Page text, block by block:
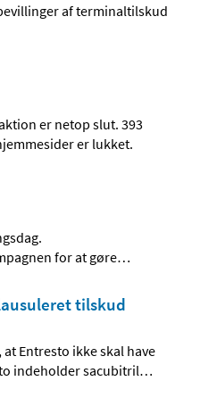
af terminaltilskud
er netop slut. 393
er lukket.
for at gøre…
tilskud
Entresto ikke skal have
indeholder sacubitril…